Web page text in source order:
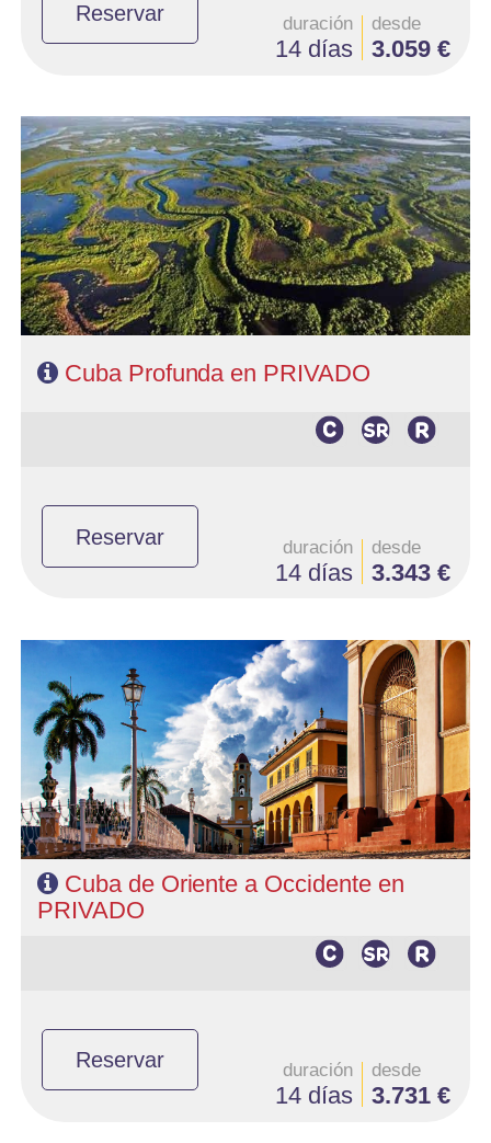
Reservar duración
14 días
desde
3.059 €
- Salidas: Diarias
- Ruta: 2 noches Habana, 2 noche Viñales, 1 noche Las Terrazas, 1
noche Peninsula Zapata, 2 noches Trinidad, y 4 noches Varadero.
- Categoría hotelera: Categoria Básica
- Régimen: Según programa
Cuba Profunda en PRIVADO
Reservar duración
14 días
desde
3.343 €
- Salidas: Jueves y Domingos
- Ruta: 2 noches Habana, 2 noches Santago de Cuba. 2 noches
Camaguey, 2 noche Trinidad, 3 noches Cayo Santa María, y 1
noche Habana.
- Categoría hotelera: Categoria Básica
- Régimen: Según programa
Cuba de Oriente a Occidente en
PRIVADO
Reservar duración
14 días
desde
3.731 €